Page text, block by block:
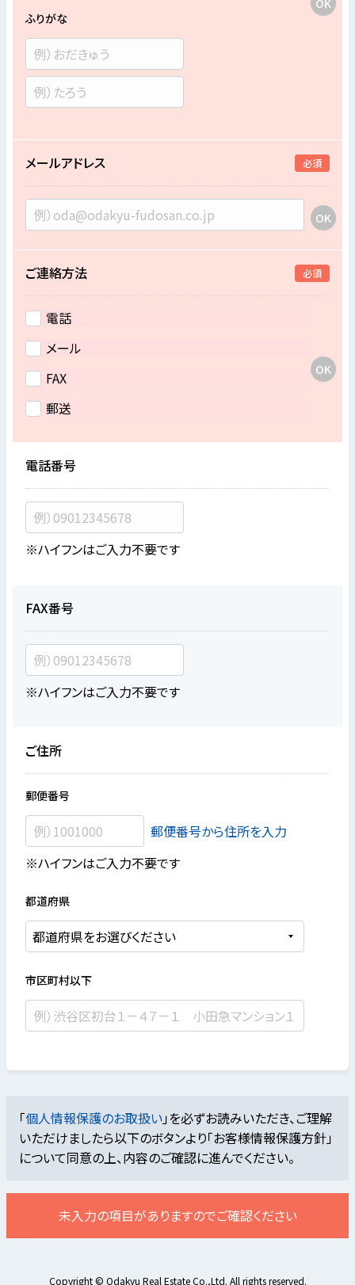
ふりがな
メールアドレス 必須
ご連絡方法 必須
電話
メール
FAX
郵送
電話番号
※ハイフンはご入力不要です
FAX番号
※ハイフンはご入力不要です
ご住所
郵便番号
郵便番号から住所を入力
※ハイフンはご入力不要です
都道府県
市区町村以下
「個人情報保護のお取扱い」を必ずお読みいただき、ご理解
いただけましたら以下のボタンより「お客様情報保護方針」
について同意の上、内容のご確認に進んでください。
未入力の項目がありますのでご確認ください
Copyright © Odakyu Real Estate Co.,Ltd. All rights reserved.